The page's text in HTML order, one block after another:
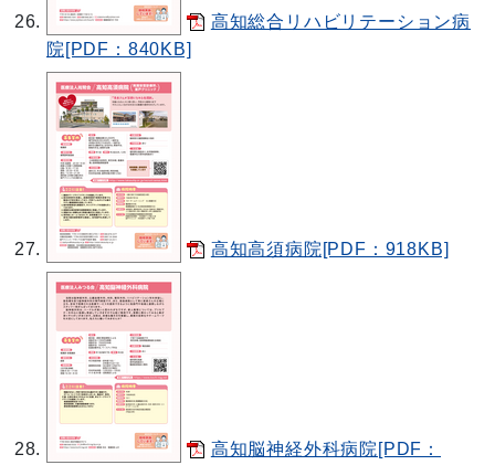
高知総合リハビリテーション病
院[PDF：840KB]
高知高須病院[PDF：918KB]
高知脳神経外科病院[PDF：